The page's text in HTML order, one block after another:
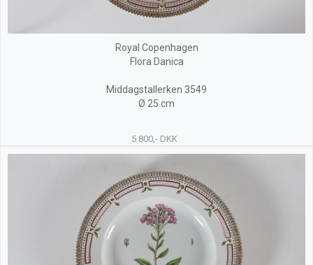
Royal Copenhagen
Flora Danica
Middagstallerken 3549
Ø 25 cm
5.800,- DKK